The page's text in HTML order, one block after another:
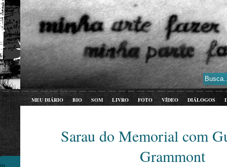
MEU DIÁRIO BIO SOM LIVRO FOTO VÍDEO DIÁLOGOS
Sarau do Memorial com
Grammont